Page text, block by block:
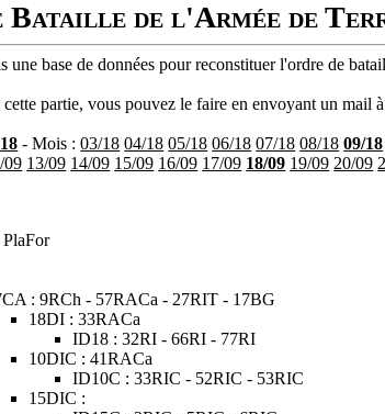
de l'Armée de
une base de données pour reconstituer l'ordre de
partie, vous pouvez le faire en envoyant un mail
- Mois :03/18 04/18 05/18 06/18 07/18 08/18 09/18
09 13/09 14/09 15/09 16/09 17/09 18/09 19/09 20/09
: 9RCh - 57RACa - 27RIT - 17BG
18DI : 33RACa
ID18 : 32RI - 66RI - 77RI
10DIC : 41RACa
ID10C : 33RIC - 52RIC - 53RIC
15DIC :